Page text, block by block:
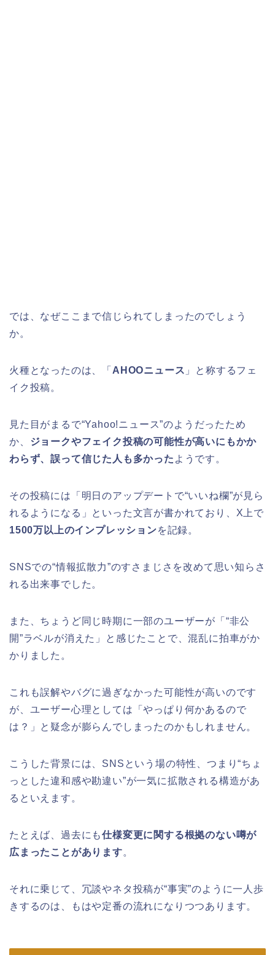
では、なぜここまで信じられてしまったのでしょう
か。
火種となったのは、「 AHOOニュース 」と称するフェ
イク投稿。
見た目がまるで“Yahoo!ニュース”のようだったため
か、 ジョークやフェイク投稿の可能性が高いにもかか
わらず、誤って信じた人も多かった ようです。
その投稿には「明日のアップデートで“いいね欄”が見ら
れるようになる」といった文言が書かれており、X上で
1500万以上のインプレッションを記録。
SNSでの“情報拡散力”のすさまじさを改めて思い知らさ
れる出来事でした。
また、ちょうど同じ時期に一部のユーザーが「“非公
開”ラベルが消えた」と感じたことで、混乱に拍車がか
かりました。
これも誤解やバグに過ぎなかった可能性が高いのです
が、ユーザー心理としては「やっぱり何かあるので
は？」と疑念が膨らんでしまったのかもしれません。
こうした背景には、SNSという場の特性、つまり“ちょ
っとした違和感や勘違い”が一気に拡散される構造があ
るといえます。
たとえば、過去にも仕様変更に関する根拠のない噂が
広まったことがあります。
それに乗じて、冗談やネタ投稿が“事実”のように一人歩
きするのは、もはや定番の流れになりつつあります。